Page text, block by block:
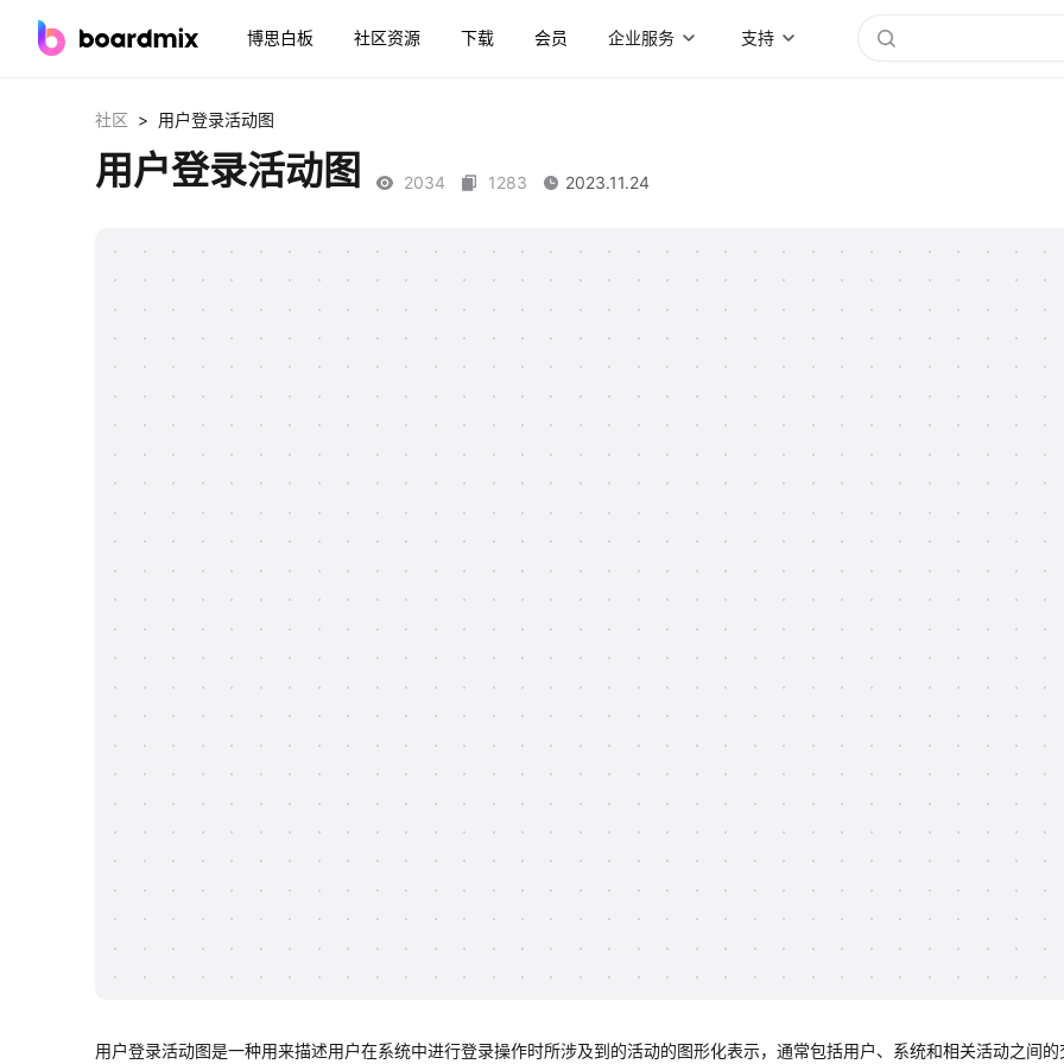
博思白板 社区资源 下载 会员 企业服务 支持
社区 > 用户登录活动图
用户登录活动图 2034 1283 2023.11.24
用户登录活动图是一种用来描述用户在系统中进行登录操作时所涉及到的活动的图形化表示，通常包括用户、系统和相关活动之间的